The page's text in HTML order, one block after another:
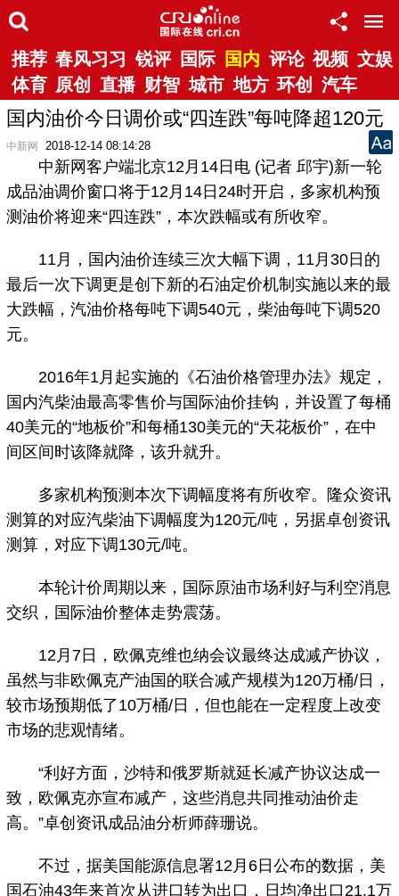
推荐 春风习习 锐评 国际 国内 评论 视频 文娱
体育 原创 直播 财智 城市 地方 环创 汽车
国内油价今日调价或“四连跌”每吨降超120元
中新网 2018-12-14 08:14:28
中新网客户端北京12月14日电 (记者 邱宇)新一轮
成品油调价窗口将于12月14日24时开启，多家机构预
测油价将迎来“四连跌”，本次跌幅或有所收窄。
11月，国内油价连续三次大幅下调，11月30日的
最后一次下调更是创下新的石油定价机制实施以来的最
大跌幅，汽油价格每吨下调540元，柴油每吨下调520
元。
2016年1月起实施的《石油价格管理办法》规定，
国内汽柴油最高零售价与国际油价挂钩，并设置了每桶
40美元的“地板价”和每桶130美元的“天花板价”，在中
间区间时该降就降，该升就升。
多家机构预测本次下调幅度将有所收窄。隆众资讯
测算的对应汽柴油下调幅度为120元/吨，另据卓创资讯
测算，对应下调130元/吨。
本轮计价周期以来，国际原油市场利好与利空消息
交织，国际油价整体走势震荡。
12月7日，欧佩克维也纳会议最终达成减产协议，
虽然与非欧佩克产油国的联合减产规模为120万桶/日，
较市场预期低了10万桶/日，但也能在一定程度上改变
市场的悲观情绪。
“利好方面，沙特和俄罗斯就延长减产协议达成一
致，欧佩克亦宣布减产，这些消息共同推动油价走
高。”卓创资讯成品油分析师薛珊说。
不过，据美国能源信息署12月6日公布的数据，美
国石油43年来首次从进口转为出口，日均净出口21.1万